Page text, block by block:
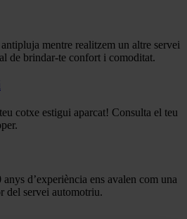
mentre realitzem un altre servei
de brindar-te confort i comoditat.
cotxe estigui aparcat! Consulta el teu
anys d’experiència ens avalen com una
del servei automotriu.